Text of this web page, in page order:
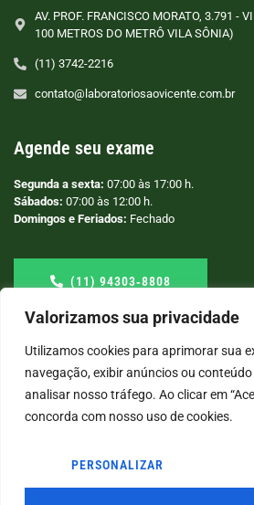
Valorizamos sua privacidade
Utilizamos cookies para aprimorar sua
navegação, exibir anúncios ou
analisar nosso tráfego. Ao clicar em
concorda com nosso uso de cookies.
PERSONALIZAR
AV. PROF. FRANCISCO MORATO, 3.791 -
100 METROS DO METRÔ VILA SÔNIA)
(11) 3742-2216
contato@laboratoriosaovicente.com.br
Agende seu exame
Segunda a sexta: 07:00 às 17:00 h.
Sábados: 07:00 às 12:00 h.
Domingos e Feriados: Fechado
(11) 94303‑8808
© COPYRIGHT2026→ LABORATÓRIO SÃO VICENTE →